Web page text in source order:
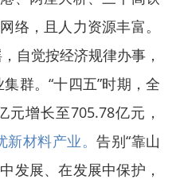
络，且人力资源丰富。
自觉按经济规律办事，
群。“十四五”时期，全
增长至705.78亿元，
材料产业。 告别“靠山
发展、在发展中保护，